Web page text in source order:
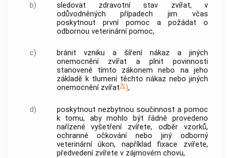
b)
sledovat zdravotní stav zvířat, v
odůvodněných případech jim včas
poskytnout první pomoc a požádat o
odbornou veterinární pomoc,
c)
bránit vzniku a šíření nákaz a jiných
onemocnění zvířat a plnit povinnosti
stanovené tímto zákonem nebo na jeho
základě k tlumení těchto nákaz nebo jiných
onemocnění zvířat7c),
d)
poskytnout nezbytnou součinnost a pomoc
k tomu, aby mohlo být řádně provedeno
nařízené vyšetření zvířete, odběr vzorků,
ochranné očkování nebo jiný odborný
veterinární úkon, například fixace zvířete,
předvedení zvířete v zájmovém chovu,